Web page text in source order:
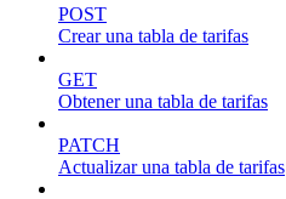
POST
Crear una tabla de tarifas
GET
Obtener una tabla de tarifas
PATCH
Actualizar una tabla de tarifas